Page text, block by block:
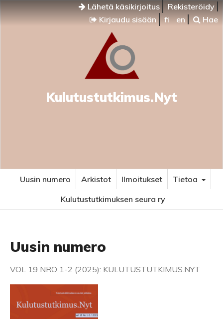
Lähetä käsikirjoitus
Rekisteröidy
Kirjaudu sisään
fi en Hae
Kulutustutkimus.Nyt
Uusin numero Arkistot Ilmoitukset
Tietoa
Kulutustutkimuksen seura ry
Uusin numero
VOL 19 NRO 1-2 (2025): KULUTUSTUTKIMUS.NYT